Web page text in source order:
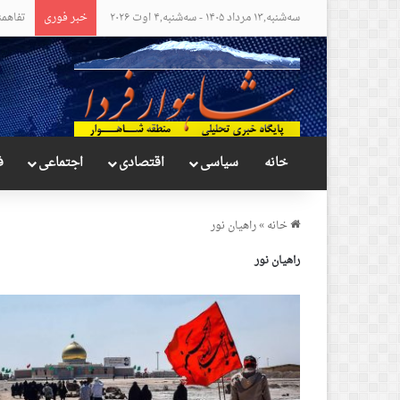
سه‌شنبه,۱۳ مرداد ۱۴۰۵ - سه‌شنبه,۴ اوت ۲۰۲۶ خبر فوری
خانه سیاسی اقتصادی اجتماعی
خانه»راهیان نور
راهیان نور